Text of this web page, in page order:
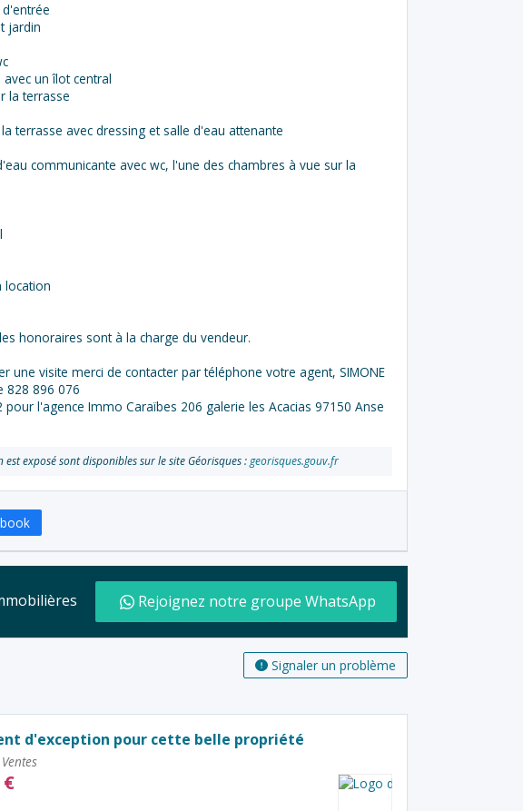
jardin
un îlot central
la terrasse
terrasse avec dressing et salle d'eau attenante
communicante avec wc, l'une des chambres à vue sur la
location
honoraires sont à la charge du vendeur.
une visite merci de contacter par téléphone votre agent, SIMONE
828 896 076
l'agence Immo Caraïbes 206 galerie les Acacias 97150 Anse
exposé sont disponibles sur le site Géorisques :georisques.gouv.fr
Rejoignez notre groupe WhatsApp
Signaler un problème
d'exception pour cette belle propriété
Ventes
€